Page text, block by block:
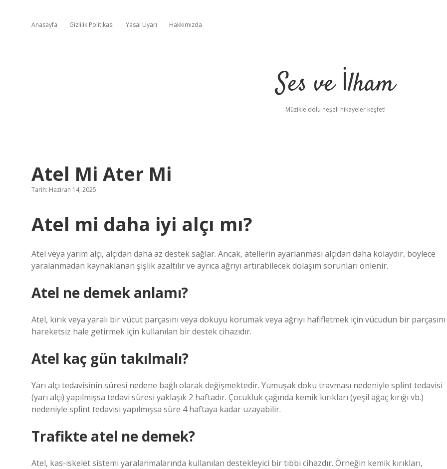
Anasayfa Gizlilik Politikası Yasal Uyarı Hakkımızda
Ses ve İlham
Müzikle dolu neşeli hikayeler keşfet!
Atel Mi Ater Mi
Tarih: Haziran 14, 2025
Atel mi daha iyi alçı mı?
Atel veya yarım alçı, alçıdan daha az destek sağlar. Ancak, atellerin ayarlanması alçıdan daha kolaydır, böylece
yaralanmadan kaynaklanan şişlik azaltılır ve ayrıca ağrıyı artırabilecek dolaşım sorunları önlenir.
Atel ne demek anlamı?
Atel, kırık veya yaralı bir vücut parçasını veya dokuyu korumak veya ağrıyı hafifletmek için vücudun bir parçasını
hareketsiz hale getirmek için kullanılan bir destek cihazıdır.
Atel kaç gün takılmalı?
Yarı alçı tedavisinin süresi nedene bağlı olarak değişmektedir. Yumuşak doku travması nedeniyle splint tedavisi
(yarı alçı) yapılmışsa tedavi süresi yaklaşık 2 haftadır. Çocukluk çağında kemik kırıkları (yeşil ağaç kırığı vb.)
nedeniyle splint tedavisi yapılmışsa süre 4 haftaya kadar uzayabilir.
Trafikte atel ne demek?
Atel, kas-iskelet sistemi yaralanmalarında kullanılan destekleyici bir tıbbi cihazdır. Örneğin kemik kırıkları,